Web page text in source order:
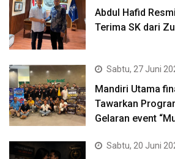
Abdul Hafid
Terima SK dari
Sabtu, 27 Juni
Mandiri Utama
Tawarkan
Gelaran event
Sabtu, 20 Juni